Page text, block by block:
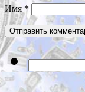
Имя *